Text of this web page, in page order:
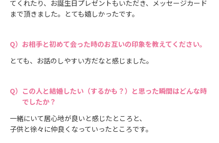
てくれたり、お誕生日プレゼントもいただき、メッセージカード
まで頂きました。とても嬉しかったです。
お相手と初めて会った時のお互いの印象を教えてください。
とても、お話のしやすい方だなと感じました。
この人と結婚したい（するかも？）と思った瞬間はどんな時
でしたか？
一緒にいて居心地が良いと感じたところと、
子供と徐々に仲良くなっていったところです。